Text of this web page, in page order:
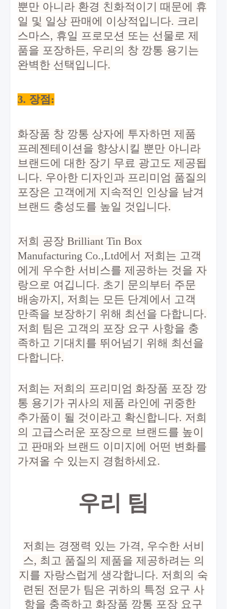
뿐만 아니라 환경 친화적이기 때문에 휴
일 및 일상 판매에 이상적입니다. 크리
스마스, 휴일 프로모션 또는 선물로 제
품을 포장하든, 우리의 창 깡통 용기는
완벽한 선택입니다.
3. 장점 :
화장품 창 깡통 상자에 투자하면 제품
프레젠테이션을 향상시킬 뿐만 아니라
브랜드에 대한 장기 무료 광고도 제공됩
니다. 우아한 디자인과 프리미엄 품질의
포장은 고객에게 지속적인 인상을 남겨
브랜드 충성도를 높일 것입니다.
저희 공장 Brilliant Tin Box
Manufacturing Co.,Ltd에서 저희는 고객
에게 우수한 서비스를 제공하는 것을 자
랑으로 여깁니다. 초기 문의부터 주문
배송까지, 저희는 모든 단계에서 고객
만족을 보장하기 위해 최선을 다합니다.
저희 팀은 고객의 포장 요구 사항을 충
족하고 기대치를 뛰어넘기 위해 최선을
다합니다.
저희는 저희의 프리미엄 화장품 포장 깡
통 용기가 귀사의 제품 라인에 귀중한
추가품이 될 것이라고 확신합니다. 저희
의 고급스러운 포장으로 브랜드를 높이
고 판매와 브랜드 이미지에 어떤 변화를
가져올 수 있는지 경험하세요.
우리 팀
저희는 경쟁력 있는 가격, 우수한 서비
스, 최고 품질의 제품을 제공하려는 의
지를 자랑스럽게 생각합니다. 저희의 숙
련된 전문가 팀은 귀하의 특정 요구 사
항을 충족하고 화장품 깡통 포장 요구